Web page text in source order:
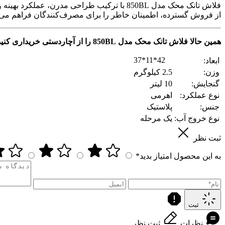
از فروش گسترده، اطمینان خاطر را برای مصرف‌کنندگان فراهم
همین حالا فلاش تانک محک مدل 850BL را از آچاردستی خریداری کنید و تجربه‌ای متفاوت از صرفه‌جویی در مصرف آب داشته باشید!
ابعاد:
37*11*42
وزن:
2.5 کیلوگرم
گنجایش:
10 لیتر
نوع عملکرد:
اهرمی
جنس:
پلاستیک
نوع خروج آب: یک مرحله
ثبت نظر
به این محصول امتیاز بدید*
ثبت
نظرات ثبت نظر